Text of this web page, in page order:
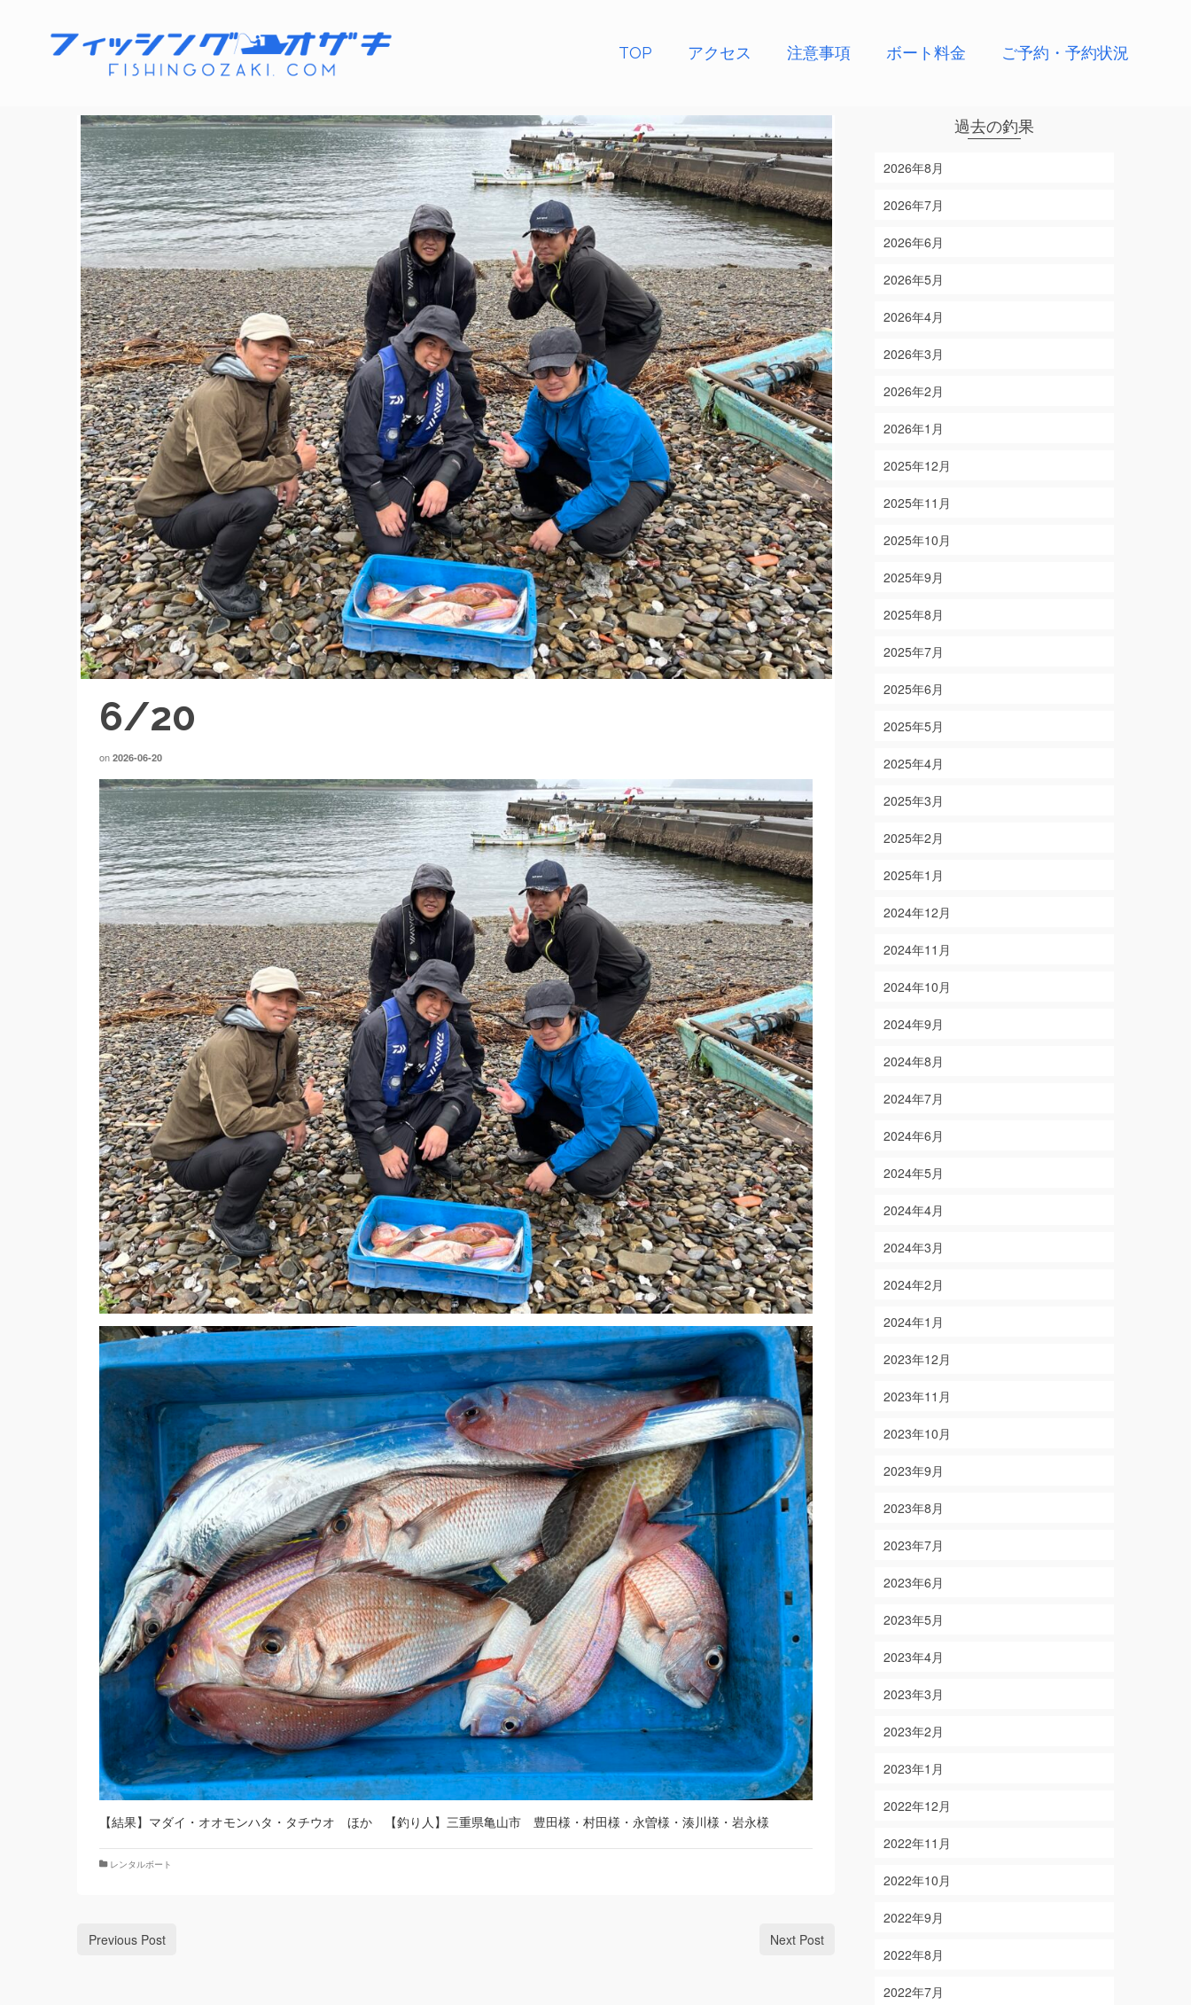
TOP アクセス 注意事項 ボート料金 ご予約・予約状況
6/20
on 2026-06-20
【結果】マダイ・オオモンハタ・タチウオ ほか 【釣り人】三重県亀山市 豊田様・村田様・永曽様・湊川様・岩永様
レンタルボート
Previous Post Next Post
過去の釣果
2026年8月
2026年7月
2026年6月
2026年5月
2026年4月
2026年3月
2026年2月
2026年1月
2025年12月
2025年11月
2025年10月
2025年9月
2025年8月
2025年7月
2025年6月
2025年5月
2025年4月
2025年3月
2025年2月
2025年1月
2024年12月
2024年11月
2024年10月
2024年9月
2024年8月
2024年7月
2024年6月
2024年5月
2024年4月
2024年3月
2024年2月
2024年1月
2023年12月
2023年11月
2023年10月
2023年9月
2023年8月
2023年7月
2023年6月
2023年5月
2023年4月
2023年3月
2023年2月
2023年1月
2022年12月
2022年11月
2022年10月
2022年9月
2022年8月
2022年7月